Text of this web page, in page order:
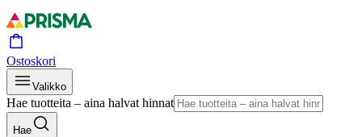
Ostoskori
Valikko
Hae tuotteita – aina halvat hinnat
Hae